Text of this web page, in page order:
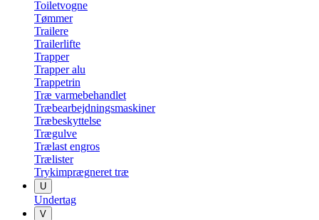
Toiletvogne
Tømmer
Trailere
Trailerlifte
Trapper
Trapper alu
Trappetrin
Træ varmebehandlet
Træbearbejdningsmaskiner
Træbeskyttelse
Trægulve
Trælast engros
Trælister
Trykimprægneret træ
U
Undertag
V